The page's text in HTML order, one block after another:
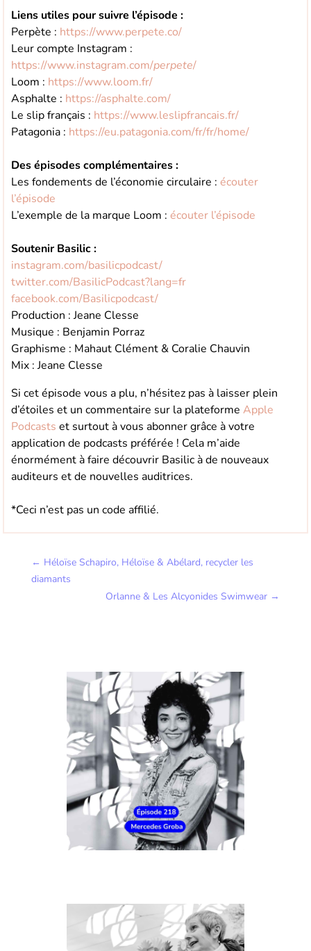
Liens utiles pour suivre l’épisode :
Perpète : https://www.perpete.co/
Leur compte Instagram :
https://www.instagram.com/perpete/
Loom : https://www.loom.fr/
Asphalte : https://asphalte.com/
Le slip français : https://www.leslipfrancais.fr/
Patagonia : https://eu.patagonia.com/fr/fr/home/
Des épisodes complémentaires :
Les fondements de l’économie circulaire :écouter
l’épisode
L’exemple de la marque Loom :écouter l’épisode
Soutenir Basilic :
instagram.com/basilicpodcast/
twitter.com/BasilicPodcast?lang=fr
facebook.com/Basilicpodcast/
Production : Jeane Clesse
Musique : Benjamin Porraz
Graphisme : Mahaut Clément & Coralie Chauvin
Mix : Jeane Clesse
Si cet épisode vous a plu, n’hésitez pas à laisser plein
d’étoiles et un commentaire sur la plateformeApple
Podcasts et surtout à vous abonner grâce à votre
application de podcasts préférée ! Cela m’aide
énormément à faire découvrir Basilic à de nouveaux
auditeurs et de nouvelles auditrices.
*Ceci n’est pas un code affilié.
← Héloïse Schapiro, Héloïse & Abélard, recycler les
diamants
Orlanne & Les Alcyonides Swimwear →